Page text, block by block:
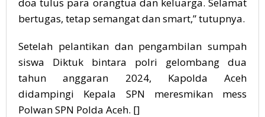
bertugas, tetap semangat dan smart,” tutupnya.
Setelah pelantikan dan pengambilan sumpah
siswa Diktuk bintara polri gelombang dua
tahun anggaran 2024, Kapolda Aceh
didampingi Kepala SPN meresmikan mess
Polwan SPN Polda Aceh. []